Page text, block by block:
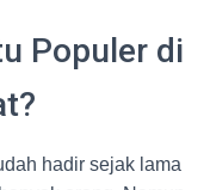
Populer di
hadir sejak lama